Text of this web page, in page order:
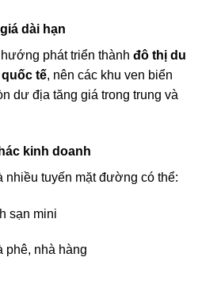
dài hạn
phát triển thành đô thị du
quốc tế, nên các khu ven biển
dư địa tăng giá trong trung và
kinh doanh
nhiều tuyến mặt đường có thể:
sạn mini
phê, nhà hàng